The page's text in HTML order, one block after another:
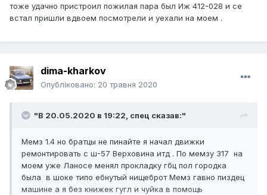
тоже удачно пристроил пожилая пара был Иж 412-028 и се
встал пришли вдвоем посмотрели и уехали на моем .
dima-kharkov
Опубліковано: 20 травня 2020
"В 20.05.2020 в 19:22, спец сказав:"
Мемз 1.4 но братцы не пинайте я начал движки
ремонтировать с ш-57 Верховина итд . По мемзу 317 на
моем уже Ланосе менял прокладку гбц пол городка
была в шоке типо ебнутый нищеброт Мемз гавно пиздец
машине а я без книжек гугл и чуйка в помощь